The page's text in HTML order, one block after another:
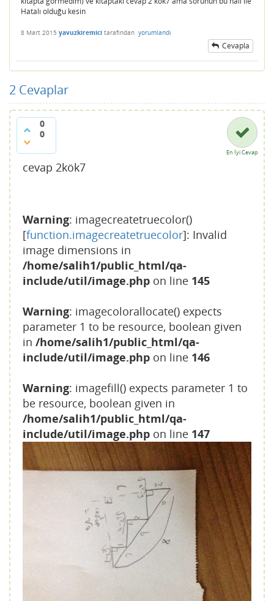
Hatalı olduğu kesin
8 Mart 2015 yavuzkiremici tarafından yorumlandı
Cevapla
2 Cevaplar
0
0
En İyi Cevap
cevap 2kök7
Warning: imagecreatetruecolor()
[function.imagecreatetruecolor]: Invalid
image dimensions in
/home/salih1/public_html/qa-
include/util/image.php on line 145
Warning: imagecolorallocate() expects
parameter 1 to be resource, boolean given
in /home/salih1/public_html/qa-
include/util/image.php on line 146
Warning: imagefill() expects parameter 1 to
be resource, boolean given in
/home/salih1/public_html/qa-
include/util/image.php on line 147